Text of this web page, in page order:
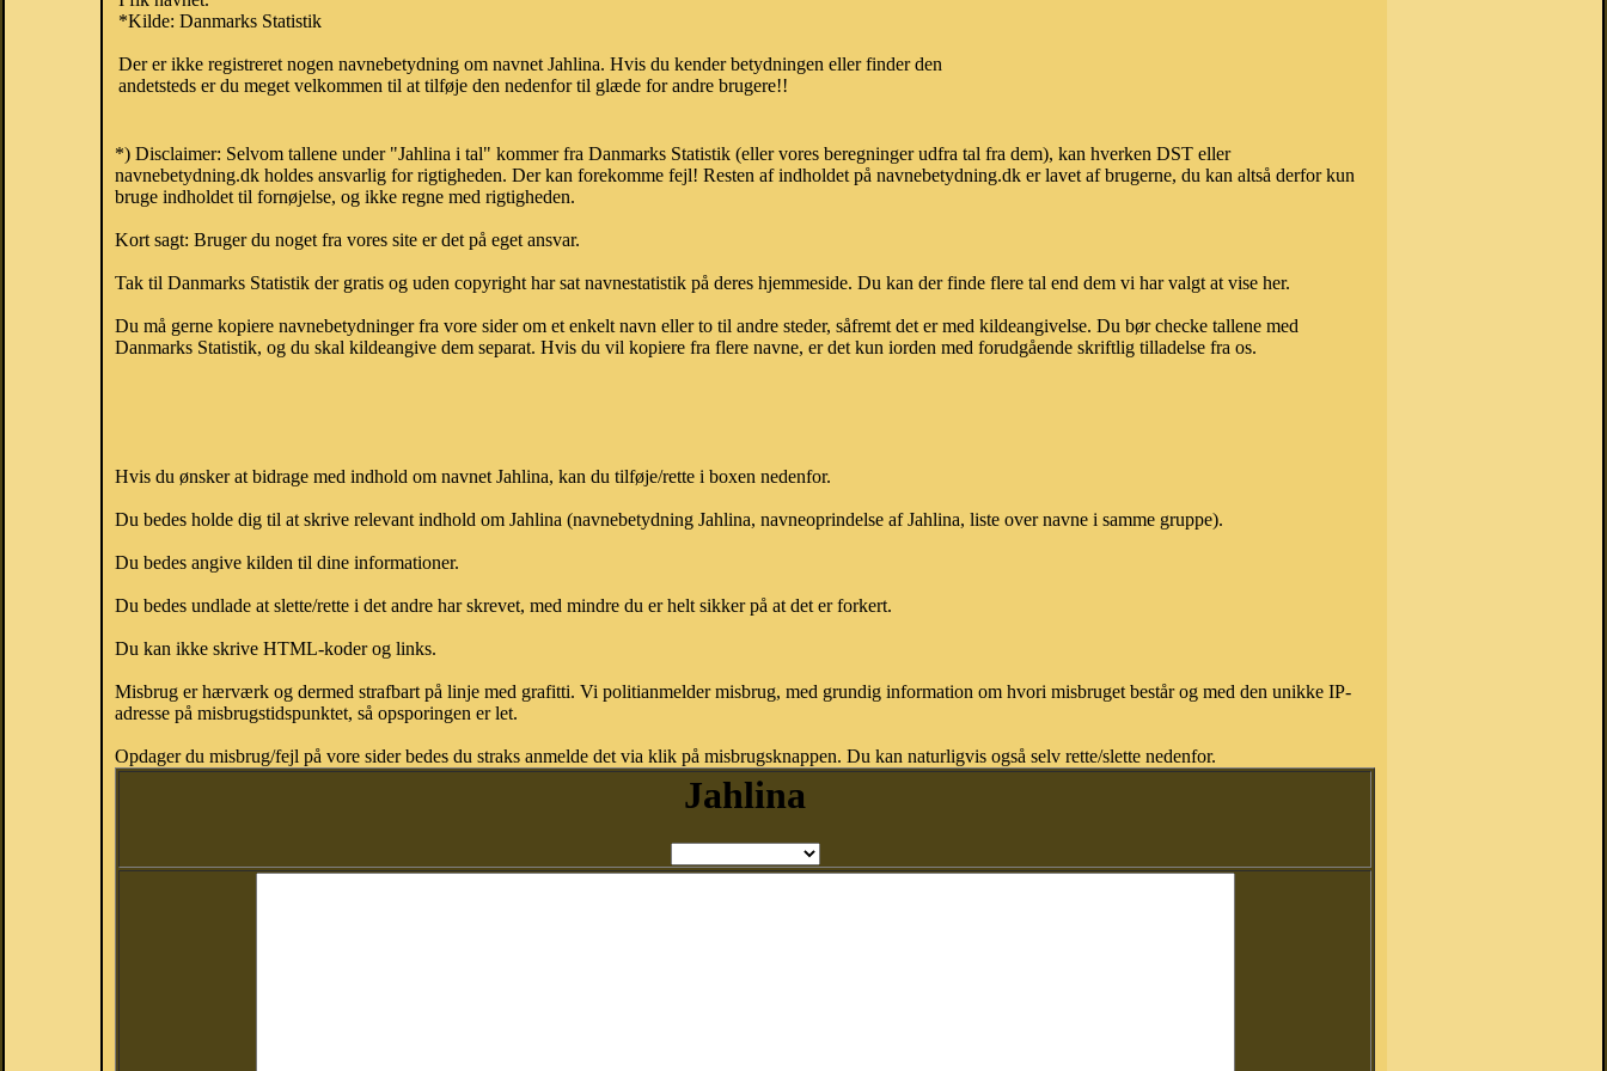
*Kilde: Danmarks Statistik
Der er ikke registreret nogen navnebetydning om navnet Jahlina. Hvis du kender betydningen eller finder den
andetsteds er du meget velkommen til at tilføje den nedenfor til glæde for andre brugere!!
*) Disclaimer: Selvom tallene under "Jahlina i tal" kommer fra Danmarks Statistik (eller vores beregninger udfra tal fra dem), kan hverken DST eller
navnebetydning.dk holdes ansvarlig for rigtigheden. Der kan forekomme fejl! Resten af indholdet på navnebetydning.dk er lavet af brugerne, du kan altså derfor kun
bruge indholdet til fornøjelse, og ikke regne med rigtigheden.
Kort sagt: Bruger du noget fra vores site er det på eget ansvar.
Tak til Danmarks Statistik der gratis og uden copyright har sat navnestatistik på deres hjemmeside. Du kan der finde flere tal end dem vi har valgt at vise her.
Du må gerne kopiere navnebetydninger fra vore sider om et enkelt navn eller to til andre steder, såfremt det er med kildeangivelse. Du bør checke tallene med
Danmarks Statistik, og du skal kildeangive dem separat. Hvis du vil kopiere fra flere navne, er det kun iorden med forudgående skriftlig tilladelse fra os.
Hvis du ønsker at bidrage med indhold om navnet Jahlina, kan du tilføje/rette i boxen nedenfor.
Du bedes holde dig til at skrive relevant indhold om Jahlina (navnebetydning Jahlina, navneoprindelse af Jahlina, liste over navne i samme gruppe).
Du bedes angive kilden til dine informationer.
Du bedes undlade at slette/rette i det andre har skrevet, med mindre du er helt sikker på at det er forkert.
Du kan ikke skrive HTML-koder og links.
Misbrug er hærværk og dermed strafbart på linje med grafitti. Vi politianmelder misbrug, med grundig information om hvori misbruget består og med den unikke IP-
adresse på misbrugstidspunktet, så opsporingen er let.
Opdager du misbrug/fejl på vore sider bedes du straks anmelde det via klik på misbrugsknappen. Du kan naturligvis også selv rette/slette nedenfor.
Jahlina